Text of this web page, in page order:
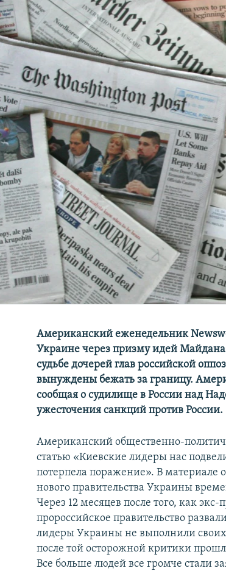
Американский еженедельник
Украине через призму идей
судьбе дочерей глав российской
вынуждены бежать за границу.
сообщая о судилище в России над
ужесточения санкций против России.
Американский общественно-
статью «Киевские лидеры нас
потерпела поражение». В материале
нового правительства Украины
Через 12 месяцев после того, как
пророссийское правительство
лидеры Украины не выполнили
после той осторожной критики
Все больше людей все громче стали